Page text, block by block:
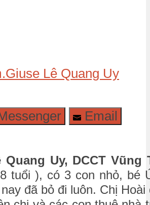
Lê Quang Uy
Email
Quang Uy, DCCT Vũng
tuổi ), có 3 con nhỏ, bé
đã bỏ đi luôn. Chị